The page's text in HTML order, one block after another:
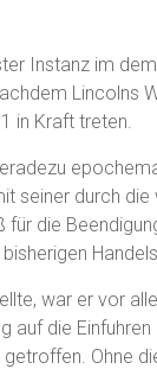
Instanz im
Lincolns
in Kraft treten.
seiner durch
die
war er vor
auf die
Ohne